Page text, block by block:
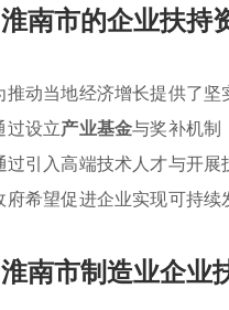
淮南市的企业扶持
动当地经济增长提供了
过设立产业基金与奖补机制
过引入高端技术人才与开
希望促进企业实现可持
淮南市制造业企业